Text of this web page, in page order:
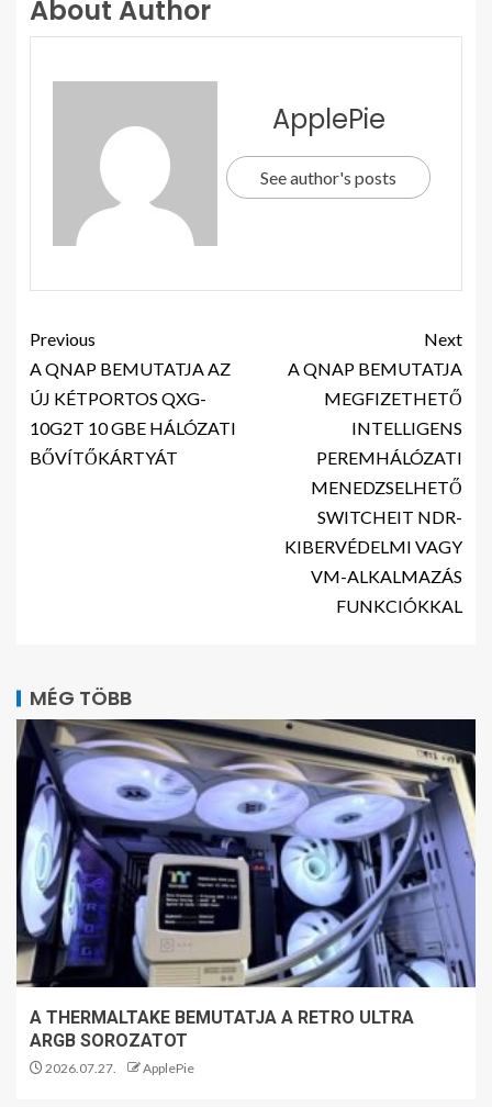
About Author
ApplePie
See author's posts
Previous
A QNAP BEMUTATJA AZ
ÚJ KÉTPORTOS QXG-
10G2T 10 GBE HÁLÓZATI
BŐVÍTŐKÁRTYÁT
Next
A QNAP BEMUTATJA
MEGFIZETHETŐ
INTELLIGENS
PEREMHÁLÓZATI
MENEDZSELHETŐ
SWITCHEIT NDR-
KIBERVÉDELMI VAGY
VM-ALKALMAZÁS
FUNKCIÓKKAL
MÉG TÖBB
A THERMALTAKE BEMUTATJA A RETRO ULTRA
ARGB SOROZATOT
2026.07.27. ApplePie